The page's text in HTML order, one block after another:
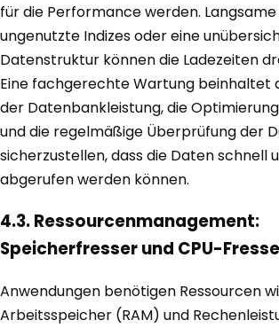
für die Performance werden.
ungenutzte Indizes oder eine
Datenstruktur können die Ladezeiten
Eine fachgerechte Wartung beinhaltet
der Datenbankleistung, die
und die regelmäßige Überprüfung der
sicherzustellen, dass die Daten schnell
abgerufen werden können.
4.3. Ressourcenmanagement:
Speicherfresser und CPU-
Anwendungen benötigen Ressourcen
Arbeitsspeicher (RAM) und